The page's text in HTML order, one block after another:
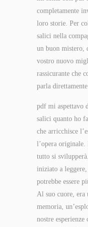
completamente
loro storie. Per
salici nella
un buon mistero,
vostro nuovo
rassicurante che
parla
pdf mi aspettavo
salici quanto ho
che arricchisce
l’opera originale.
tutto si
iniziato a
potrebbe essere
Al suo cuore, era
memoria,
nostre